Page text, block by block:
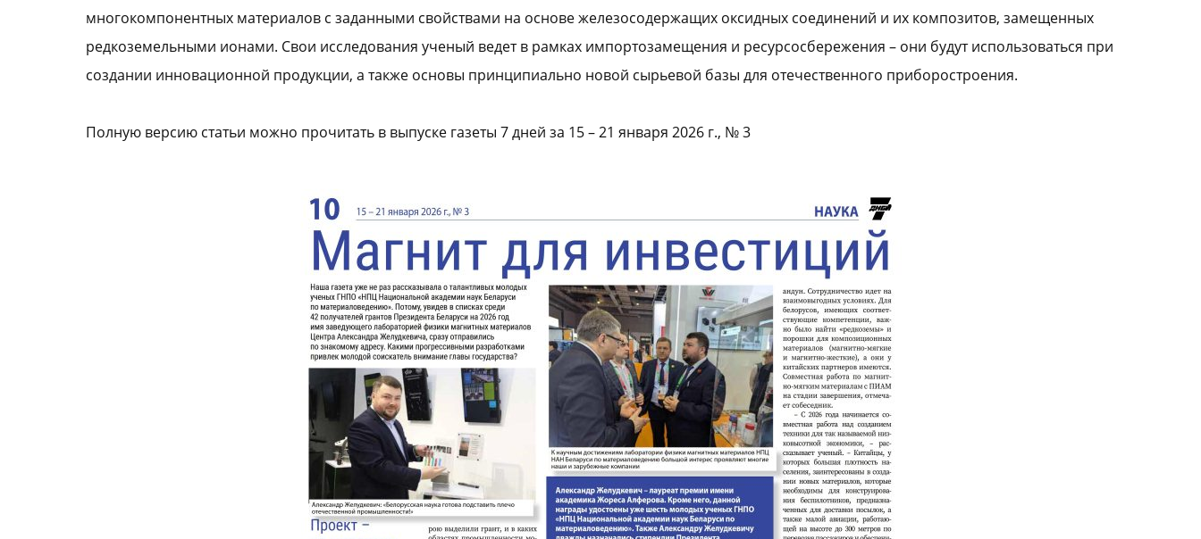
многокомпонентных материалов с заданными свойствами на основе железосодержащих оксидных соединений и их композитов, замещенных
редкоземельными ионами. Свои исследования ученый ведет в рамках импортозамещения и ресурсосбережения – они будут использоваться при
создании инновационной продукции, а также основы принципиально новой сырьевой базы для отечественного приборостроения.
Полную версию статьи можно прочитать в выпуске газеты 7 дней за 15 – 21 января 2026 г., № 3